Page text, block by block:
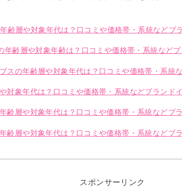
齢層や対象年代は？口コミや価格帯・系統などブ
年齢層や対象年齢は？口コミや価格帯・系統などブ
スの年齢層や対象年代は？口コミや価格帯・系統
対象年代は？口コミや価格帯・系統などブランド
齢層や対象年代は？口コミや価格帯・系統などブ
齢層や対象年代は？口コミや価格帯・系統などブ
スポンサーリンク